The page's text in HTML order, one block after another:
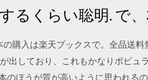
るくらい聡明. で
購入は楽天ブックスで。全品送
出しており、これもかなりポピュ
ほうが質が高いように思われる